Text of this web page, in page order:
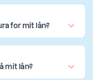
for mit lån?
mit lån?